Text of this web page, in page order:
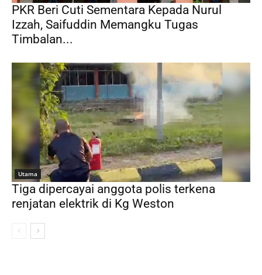
PKR Beri Cuti Sementara Kepada Nurul
Izzah, Saifuddin Memangku Tugas
Timbalan...
Utama
Tiga dipercayai anggota polis terkena
renjatan elektrik di Kg Weston